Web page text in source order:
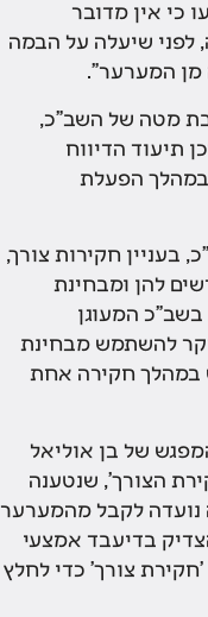
כי אין מדובר
לפני שיעלה על הבמה
מן המערער".
מטה של השב"כ,
רז נזרי – המשנה ליועמ"ש, בתוכנית "עובדה" בחודש ינואר 2020, וכן תיעוד הדיווח
במהלך הפעלת
בעניין חקירות צורך,
להן ומבחינת
המעוגן
להשתמש מבחינת
במהלך חקירה אחת
של בן אוליאל
הצורך', שנטענה
נועדה לקבל מהמערער
בדיעבד אמצעי
צורך' כדי לחלץ